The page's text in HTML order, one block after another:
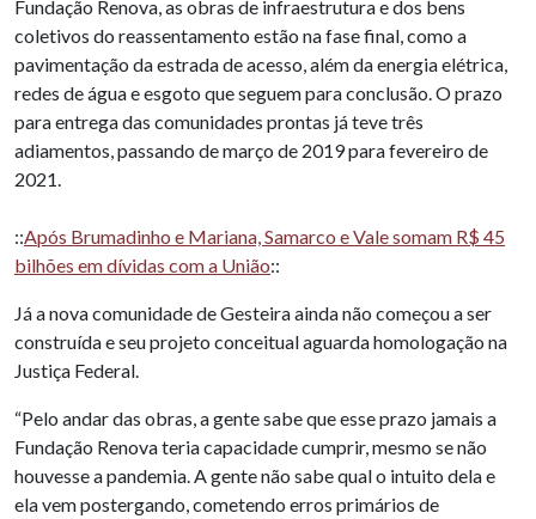
Fundação Renova, as obras de infraestrutura e dos bens
coletivos do reassentamento estão na fase final, como a
pavimentação da estrada de acesso, além da energia elétrica,
redes de água e esgoto que seguem para conclusão. O prazo
para entrega das comunidades prontas já teve três
adiamentos, passando de março de 2019 para fevereiro de
2021.
::Após Brumadinho e Mariana, Samarco e Vale somam R$ 45
bilhões em dívidas com a União::
Já a nova comunidade de Gesteira ainda não começou a ser
construída e seu projeto conceitual aguarda homologação na
Justiça Federal.
“Pelo andar das obras, a gente sabe que esse prazo jamais a
Fundação Renova teria capacidade cumprir, mesmo se não
houvesse a pandemia. Agente não sabe qual o intuito dela e
ela vem postergando, cometendo erros primários de